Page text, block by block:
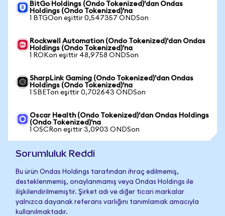
BitGo Holdings (Ondo Tokenized)'dan Ondas
Holdings (Ondo Tokenized)'na
1 BTGOon eşittir 0,547357 ONDSon
Rockwell Automation (Ondo Tokenized)'dan Ondas
Holdings (Ondo Tokenized)'na
1 ROKon eşittir 48,9758 ONDSon
SharpLink Gaming (Ondo Tokenized)'dan Ondas
Holdings (Ondo Tokenized)'na
1 SBETon eşittir 0,702643 ONDSon
Oscar Health (Ondo Tokenized)'dan Ondas Holdings
(Ondo Tokenized)'na
1 OSCRon eşittir 3,0903 ONDSon
Sorumluluk Reddi
Bu ürün Ondas Holdings tarafından ihraç edilmemiş,
desteklenmemiş, onaylanmamış veya Ondas Holdings ile
ilişkilendirilmemiştir. Şirket adı ve diğer ticari markalar
yalnızca dayanak referans varlığını tanımlamak amacıyla
kullanılmaktadır.